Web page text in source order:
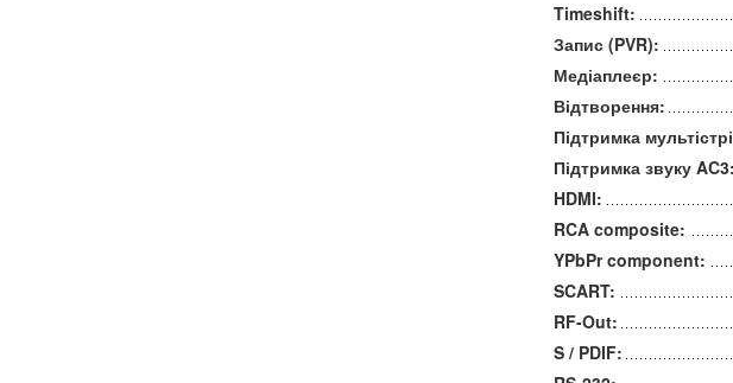
Timeshift:
Запис (PVR):
Медіаплеєр:
Відтворення:
Підтримка
Підтримка звуку AC3:
HDMI:
RCA composite:
YPbPr component:
SCART:
RF-Out:
S / PDIF: